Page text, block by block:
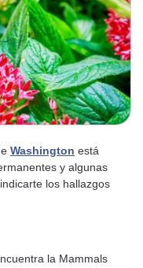
Washington está
y algunas
los hallazgos
la Mammals